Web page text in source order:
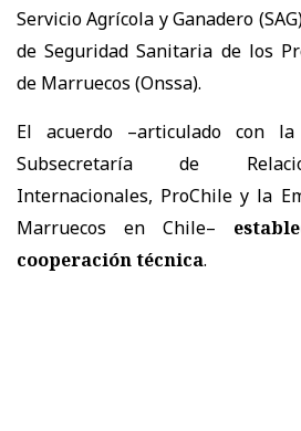
Servicio Agrícola y Ganadero
de Seguridad Sanitaria de los
de Marruecos (Onssa).
El acuerdo –articulado con
Subsecretaría de
Internacionales, ProChile y la
Marruecos en Chile–
cooperación técnica.